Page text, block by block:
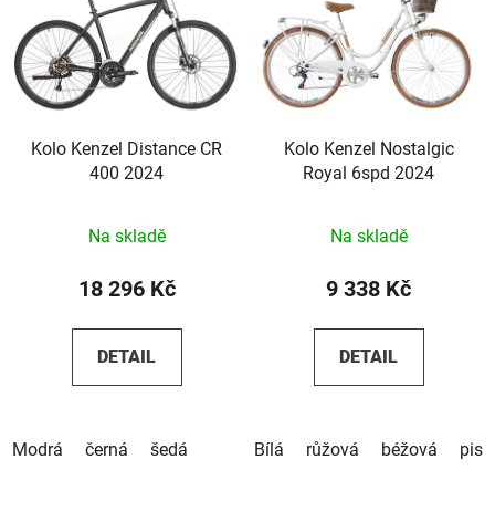
Kolo Kenzel Distance CR
400 2024
Na skladě
18 296 Kč
DETAIL
Modrá černá šedá
Kolo Kenzel Nostalgic
Royal 6spd 2024
Na skladě
9 338 Kč
DETAIL
Bílá růžová béžová